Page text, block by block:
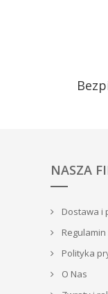
NASZA
Dostawa i
Polityka
O Nas